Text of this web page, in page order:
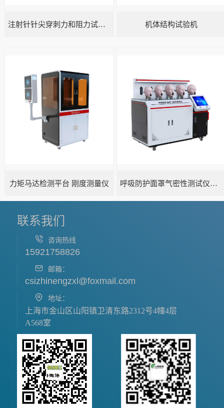
注射针针尖穿刺力和阻力试验机 机体结构试验机
力矩马达检测平台 刚度测量仪 呼吸防护面罩气密性测试仪五工位
联系我们
咨询热线
15921758826
邮箱：
csizhinengzxl@foxmail.com
地址：
上海市金山区山阳镇卫清东路2312号4幢4层
A568室